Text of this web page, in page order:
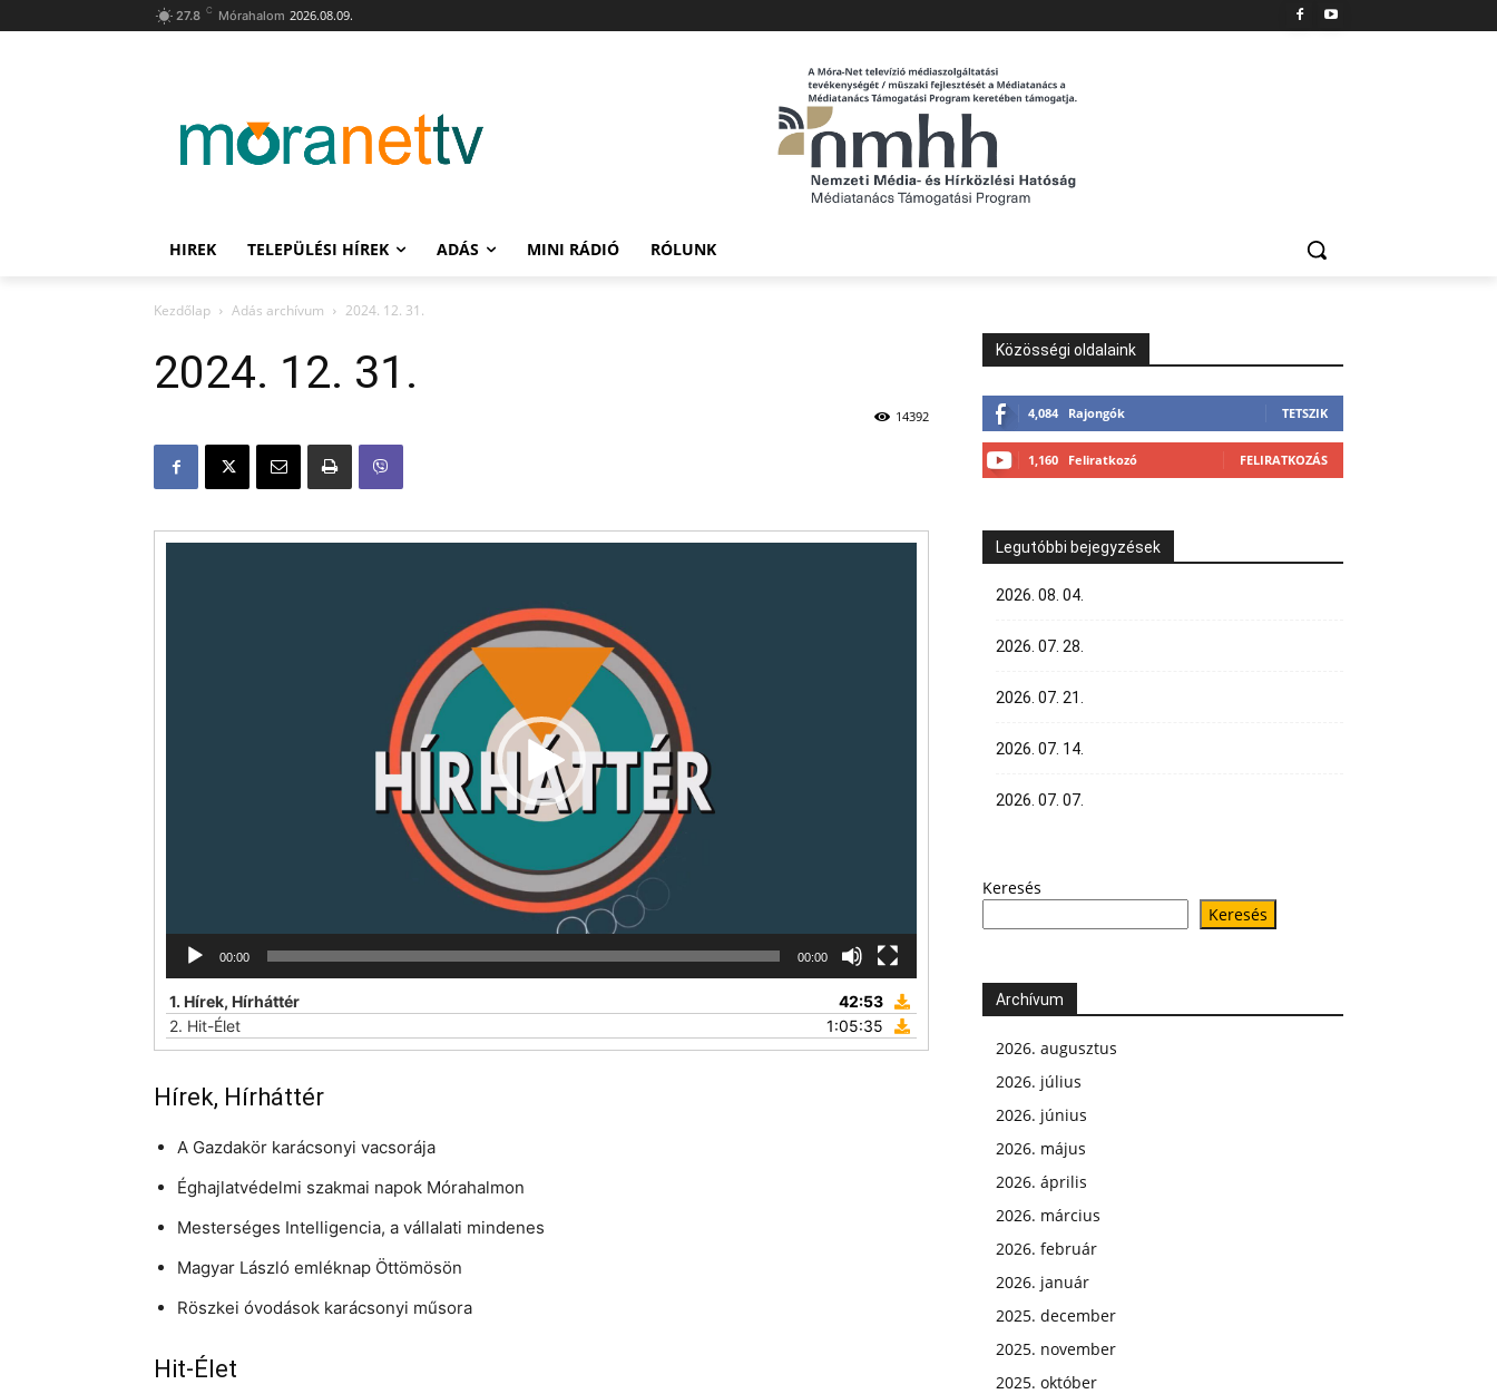
27.8 C Mórahalom 2026.08.09.
HIREK TELEPÜLÉSI HÍREK ADÁS MINI RÁDIÓ RÓLUNK
Kezdőlap Adás archívum 2024. 12. 31.
2024. 12. 31.
14392
00:00 00:00
1. Hírek, Hírháttér
42:53
2. Hit-Élet 1:05:35
Hírek, Hírháttér
A Gazdakör karácsonyi vacsorája
Éghajlatvédelmi szakmai napok Mórahalmon
Mesterséges Intelligencia, a vállalati mindenes
Magyar László emléknap Öttömösön
Röszkei óvodások karácsonyi műsora
Hit-Élet
Közösségi oldalaink
4,084 Rajongók TETSZIK
1,160 Feliratkozó FELIRATKOZÁS
Legutóbbi bejegyzések
2026. 08. 04.
2026. 07. 28.
2026. 07. 21.
2026. 07. 14.
2026. 07. 07.
Keresés
Keresés
Archívum
2026. augusztus
2026. július
2026. június
2026. május
2026. április
2026. március
2026. február
2026. január
2025. december
2025. november
2025. október